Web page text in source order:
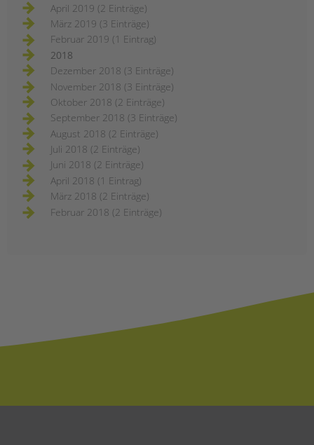
April 2019 (2 Einträge)
März 2019 (3 Einträge)
Februar 2019 (1 Eintrag)
2018
Dezember 2018 (3 Einträge)
November 2018 (3 Einträge)
Oktober 2018 (2 Einträge)
September 2018 (3 Einträge)
August 2018 (2 Einträge)
Juli 2018 (2 Einträge)
Juni 2018 (2 Einträge)
April 2018 (1 Eintrag)
März 2018 (2 Einträge)
Februar 2018 (2 Einträge)